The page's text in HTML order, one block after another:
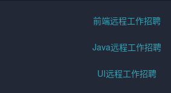
前端远程工作招聘
Java远程工作招聘
UI远程工作招聘